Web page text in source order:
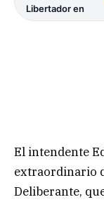
Libertador en
El intendente
extraordinario
Deliberante,